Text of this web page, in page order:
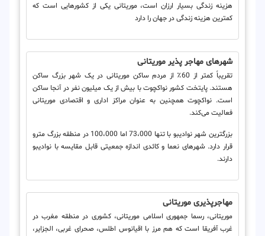
هزینه زندگی بسیار ارزان است، موریتانی یکی از کشورهایی است که
کمترین هزینه زندگی در جهان را دارد
شهرهای مهاجر پذیر موریتانی
تقریباً کمتر از 60٪ از مردم ساکن موریتانی در یک شهر بزرگ ساکن
هستند. پایتخت کشور نواکچوت با بیش از یک میلیون نفر در آنجا ساکن
است. نواکچوت همچنین به عنوان مراکز اداری و اقتصادی موریتانی
فعالیت می‌کند.
بزرگترین شهر نوادیبو با تنها 73،000 اما 100،000 در منطقه بزرگ مترو
قرار دارد. شهرهای نعما و کائدی اندازه جمعیتی قابل مقایسه با نوادیبو
دارند.
مهاجرپذیری موریتانی
موریتانی، رسما جمهوری اسلامی موریتانی، کشوری در منطقه مغرب در
غرب آفریقا است که هم مرز با اقیانوس اطلس، صحرای غربی، الجزایر،